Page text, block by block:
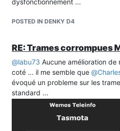
dysfonctionnement ...
POSTED IN DENKY D4
RE: Trames corrompues
@labu73 Aucune amélioration de
coté ... il me semble que @
évoqué un probleme sur les
standard ...